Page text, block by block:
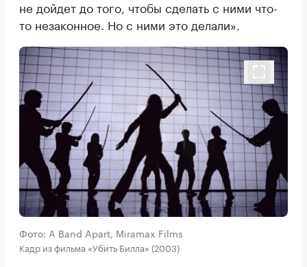
не дойдет до того, чтобы сделать с ними что-
то незаконное. Но с ними это делали».
Фото: A Band Apart, Miramax Films
Кадр из фильма «Убить Билла» (2003)